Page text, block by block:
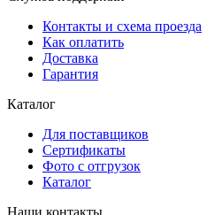
Контакты и схема проезда
Как оплатить
Доставка
Гарантия
Каталог
Для поставщиков
Сертификаты
Фото с отгрузок
Каталог